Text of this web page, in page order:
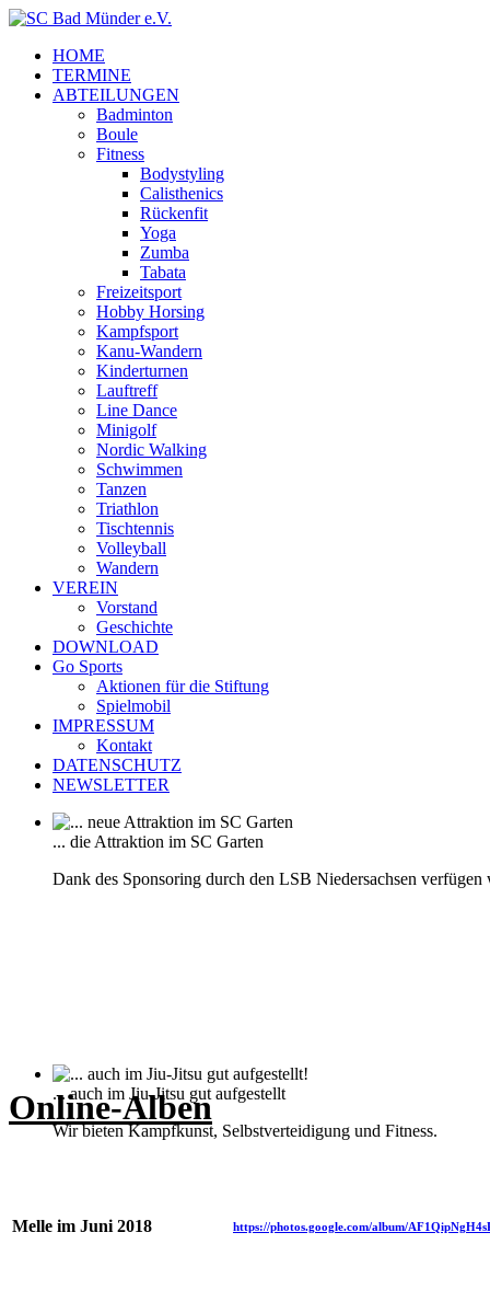
HOME
TERMINE
ABTEILUNGEN
Badminton
Boule
Fitness
Bodystyling
Calisthenics
Rückenfit
Yoga
Zumba
Tabata
Freizeitsport
Hobby Horsing
Kampfsport
Kanu-Wandern
Kinderturnen
Lauftreff
Line Dance
Minigolf
Nordic Walking
Schwimmen
Tanzen
Triathlon
Tischtennis
Volleyball
Wandern
VEREIN
Vorstand
Geschichte
DOWNLOAD
Go Sports
Aktionen für die Stiftung
Spielmobil
IMPRESSUM
Kontakt
DATENSCHUTZ
NEWSLETTER
... die Attraktion im SC Garten
Dank des Sponsoring durch den LSB Niedersachsen
... auch im Jiu-Jitsu gut aufgestellt
Wir bieten Kampfkunst, Selbstverteidigung und Fitness.
Online-Alben
Melle im Juni 2018 https://photos.google.com/album/